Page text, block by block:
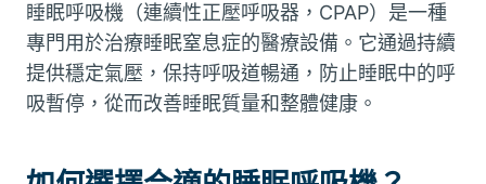
睡眠呼吸機（連續性正壓呼吸器，CPAP）是一種
專門用於治療睡眠窒息症的醫療設備。它通過持續
提供穩定氣壓，保持呼吸道暢通，防止睡眠中的呼
吸暫停，從而改善睡眠質量和整體健康。